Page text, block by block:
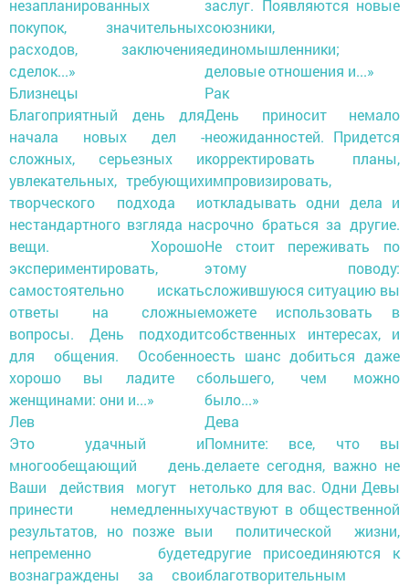
незапланированных
покупок, значительных
расходов, заключения
сделок...»
заслуг. Появляются новые
союзники,
единомышленники;
деловые отношения и...»
Близнецы
Благоприятный день для
начала новых дел -
сложных, серьезных и
увлекательных, требующих
творческого подхода и
нестандартного взгляда на
вещи. Хорошо
экспериментировать,
самостоятельно искать
ответы на сложные
вопросы. День подходит
для общения. Особенно
хорошо вы ладите с
женщинами: они и...»
Рак
День приносит немало
неожиданностей. Придется
корректировать планы,
импровизировать,
откладывать одни дела и
срочно браться за другие.
Не стоит переживать по
этому поводу:
сложившуюся ситуацию вы
можете использовать в
собственных интересах, и
есть шанс добиться даже
большего, чем можно
было...»
Лев
Это удачный и
многообещающий день.
Ваши действия могут не
принести немедленных
результатов, но позже вы
непременно будете
вознаграждены за свои
Дева
Помните: все, что вы
делаете сегодня, важно не
только для вас. Одни Девы
участвуют в общественной
и политической жизни,
другие присоединяются к
благотворительным